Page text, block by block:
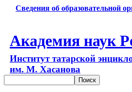
Сведения об образовательной
Академия наук
Институт татарской
им. М. Хасанова